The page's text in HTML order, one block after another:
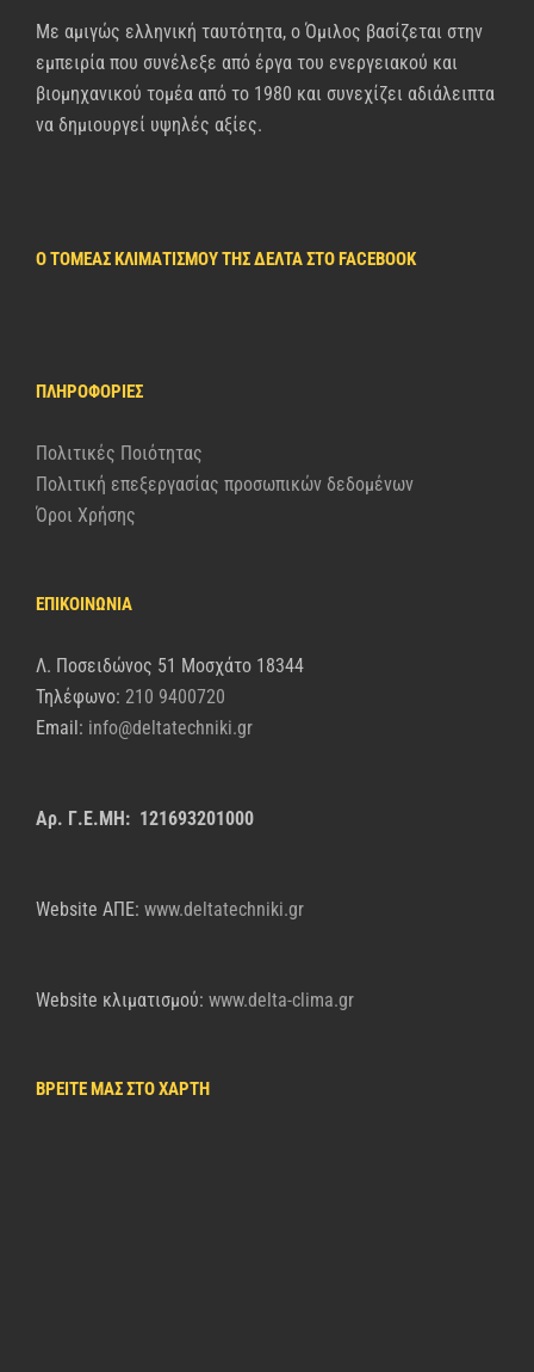
Με αμιγώς ελληνική ταυτότητα, ο Όμιλος βασίζεται στην
εμπειρία που συνέλεξε από έργα του ενεργειακού και
βιομηχανικού τομέα από το 1980 και συνεχίζει αδιάλειπτα
να δημιουργεί υψηλές αξίες.
Ο ΤΟΜΈΑΣ ΚΛΙΜΑΤΙΣΜΟΎ ΤΗΣ ΔΈΛΤΑ ΣΤΟ FACEBOOK
ΠΛΗΡΟΦΟΡΊΕΣ
Πολιτικές Ποιότητας
Πολιτική επεξεργασίας προσωπικών δεδομένων
Όροι Χρήσης
ΕΠΙΚΟΙΝΩΝΙΑ
Λ. Ποσειδώνος 51 Μοσχάτο 18344
Τηλέφωνο: 210 9400720
Email: info@deltatechniki.gr
Αρ. Γ.Ε.ΜΗ: 121693201000
Website AΠΕ: www.deltatechniki.gr
Website κλιματισμού: www.delta-clima.gr
ΒΡΕΙΤΕ ΜΑΣ ΣΤΟ ΧΑΡΤΗ